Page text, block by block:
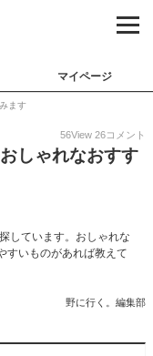
マイページ
ます
56View 26コメント
しゃれなおすす
しています。おしゃれな
すいものがあれば教えて
野に行く。編集部